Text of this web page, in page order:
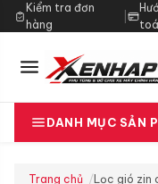
Kiểm tra đơn
hàng
|
DANH MỤC SẢN
Trang chủ Lọc gió zin